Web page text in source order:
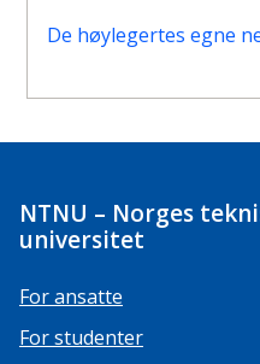
De høylegertes egne
NTNU – Norges
universitet
For ansatte
For studenter